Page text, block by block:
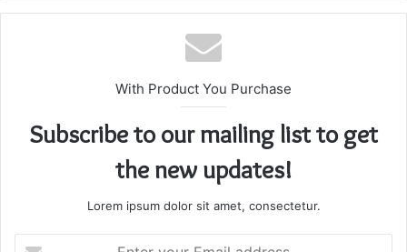
With Product You Purchase
Subscribe to our mailing list to get
the new updates!
Lorem ipsum dolor sit amet, consectetur.